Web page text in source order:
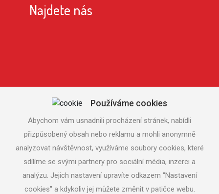
Najdete nás
Používáme cookies
Abychom vám usnadnili procházení stránek, nabídli
přizpůsobený obsah nebo reklamu a mohli anonymně
analyzovat návštěvnost, využíváme soubory cookies, které
sdílíme se svými partnery pro sociální média, inzerci a
analýzu. Jejich nastavení upravíte odkazem "Nastavení
cookies" a kdykoliv jej můžete změnit v patičce webu.